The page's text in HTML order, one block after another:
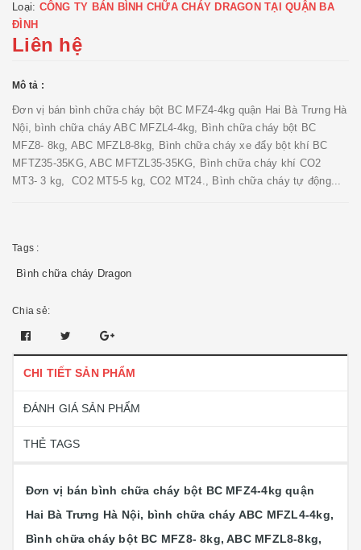
Loại: CÔNG TY BÁN BÌNH CHỮA CHÁY DRAGON TẠI QUẬN BA
ĐÌNH
Liên hệ
Mô tả :
Đơn vị bán bình chữa cháy bột BC MFZ4-4kg quận Hai Bà Trưng Hà
Nội, bình chữa cháy ABC MFZL4-4kg, Bình chữa cháy bột BC
MFZ8- 8kg, ABC MFZL8-8kg, Bình chữa cháy xe đẩy bột khí BC
MFTZ35-35KG, ABC MFTZL35-35KG, Bình chữa cháy khí CO2
MT3- 3 kg, CO2 MT5-5 kg, CO2 MT24., Bình chữa cháy tự động...
Tags :
Bình chữa cháy Dragon
Chia sẻ:
CHI TIẾT SẢN PHẨM
ĐÁNH GIÁ SẢN PHẨM
THẺ TAGS
Đơn vị bán bình chữa cháy bột BC MFZ4-4kg quận
Hai Bà Trưng Hà Nội, bình chữa cháy ABC MFZL4-4kg,
Bình chữa cháy bột BC MFZ8- 8kg, ABC MFZL8-8kg,